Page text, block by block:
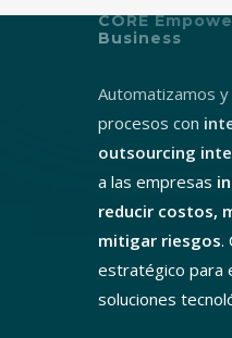
CORE
Business
Automatizamos
procesos con
outsourcing
a las empresas
reducir costos,
mitigar riesgos.
estratégico para
soluciones